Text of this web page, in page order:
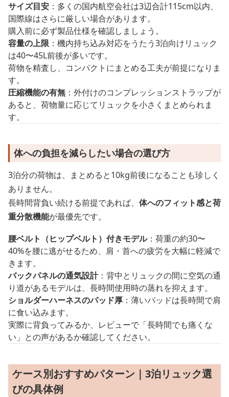
サイズ目安 ：多くの国内航空会社は3辺合計115cm以内、
国際線はさらに厳しい場合があります。
購入前に必ず製品仕様を確認しましょう。
容量の上限 ：機内持ち込み対応をうたう3泊向けリュック
は40〜45L前後が多いです。
荷物を精査し、コンパクトにまとめる工夫が前提になりま
す。
圧縮機能の有無 ：外付けのコンプレッションストラップが
あると、荷物量に応じてリュックを小さくまとめられま
す。
体への負担を減らしたい場合の選び方
3泊分の荷物は、まとめると10kg前後になることも珍しく
ありません。
長時間背負い続ける前提であれば、 体へのフィット感と荷
重分散機能が最優先です。
腰ベルト（ヒップベルト）付きモデル：荷重の約30〜
40%を腰に逃がせるため、肩・首への疲労を大幅に軽減で
きます。
バックパネルの通気設計：背中とリュックの間に空気の通
り道があるモデルは、長時間使用時の蒸れを抑えます。
ショルダーハーネスのパッド厚 ：薄いパッドは長時間で肩
に食い込みます。
実際に背負ってみるか、レビューで「長時間でも痛くな
い」との声があるか確認してください。
ケース別おすすめパターン｜3泊リュック選
びの具体例